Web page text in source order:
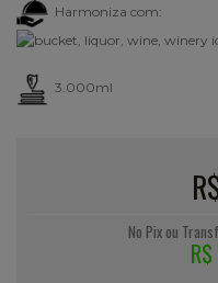
Harmoniza com:
3.000ml
No Pix ou